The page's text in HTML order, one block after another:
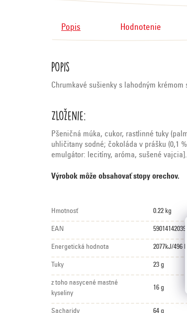
Popis Hodnotenie
Popis
Chrumkavé sušienky s lahodným
Zloženie:
Pšeničná múka, cukor, rastlinné tuky
uhličitany sodné; čokoláda v prášku (0,1
emulgátor: lecitíny, aróma, sušené vajcia].
Výrobok môže obsahovať stopy orechov.
Hmotnosť 0.22 kg
EAN
Energetická hodnota 2077kJ/496
Tuky 23 g
z toho nasycené mastné
kyseliny
16 g
Sacharidy 64 g